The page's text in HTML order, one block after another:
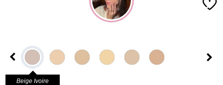
Beige Ivoire